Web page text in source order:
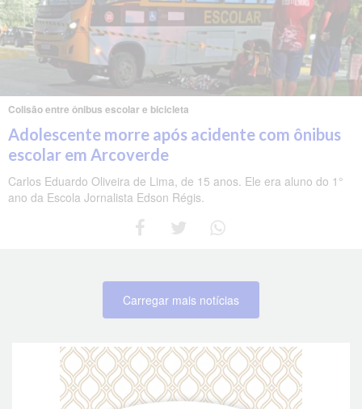
Colisão entre ônibus escolar e bicicleta
Adolescente morre após acidente com ônibus
escolar em Arcoverde
Carlos Eduardo Oliveira de Lima, de 15 anos. Ele era aluno do 1°
ano da Escola Jornalista Edson Régis.
Carregar mais notícias